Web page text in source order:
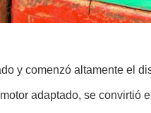
y comenzó altamente el
adaptado, se